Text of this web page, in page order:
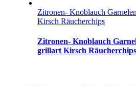
Zitronen- Knoblauch
Kirsch Räucherchips
Zitronen- Knoblauch
grillart Kirsch Räucherchips